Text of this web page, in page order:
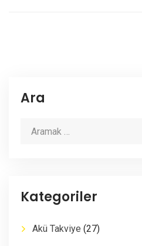
Ara
Kategoriler
Akü Takviye (27)